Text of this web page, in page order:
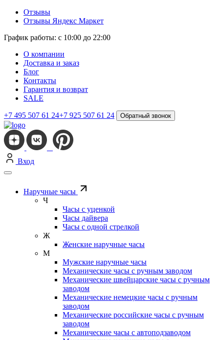
Отзывы
Отзывы Яндекс Маркет
График работы: с 10:00 до 22:00
О компании
Доставка и заказ
Блог
Контакты
Гарантия и возврат
SALE
+7 495 507 61 24+7 925 507 61 24 Обратный звонок
Вход
Наручные часы
Ч
Часы с уценкой
Часы дайвера
Часы с одной стрелкой
Ж
Женские наручные часы
М
Мужские наручные часы
Механические часы с ручным заводом
Механические швейцарские часы с ручным
заводом
Механические немецкие часы с ручным
заводом
Механические российские часы с ручным
заводом
Механические часы с автоподзаводом